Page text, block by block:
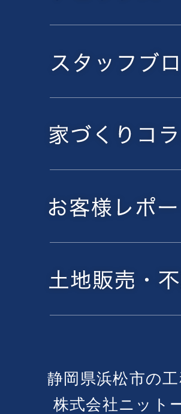
静岡県浜松市の
株式会社ニット